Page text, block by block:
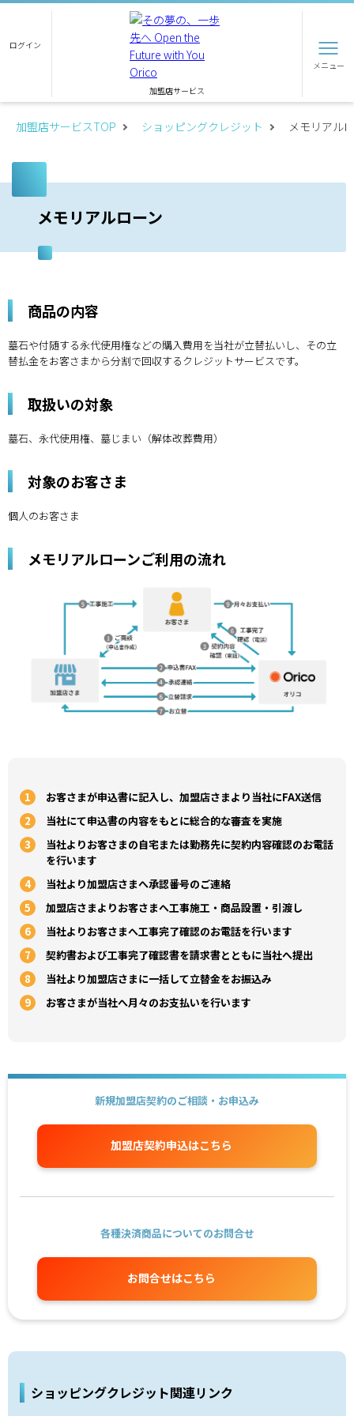
ログイン
加盟店サービス
メニュー
加盟店サービスTOP ショッピングクレジット メモリアル
メモリアルローン
商品の内容
墓石や付随する永代使用権などの購入費用を当社が立替払いし、その立
替払金をお客さまから分割で回収するクレジットサービスです。
取扱いの対象
墓石、永代使用権、墓じまい（解体改葬費用）
対象のお客さま
個人のお客さま
メモリアルローンご利用の流れ
1
お客さまが申込書に記入し、加盟店さまより当社にFAX送信
2
当社にて申込書の内容をもとに総合的な審査を実施
3
当社よりお客さまの自宅または勤務先に契約内容確認のお電話
を行います
4
当社より加盟店さまへ承認番号のご連絡
5
加盟店さまよりお客さまへ工事施工・商品設置・引渡し
6
当社よりお客さまへ工事完了確認のお電話を行います
7
契約書および工事完了確認書を請求書とともに当社へ提出
8
当社より加盟店さまに一括して立替金をお振込み
9
お客さまが当社へ月々のお支払いを行います
新規加盟店契約のご相談・お申込み
加盟店契約申込はこちら
各種決済商品についてのお問合せ
お問合せはこちら
ショッピングクレジット関連リンク